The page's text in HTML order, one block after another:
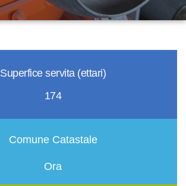
Superfice servita (ettari)
174
Comune Catastale
Ora